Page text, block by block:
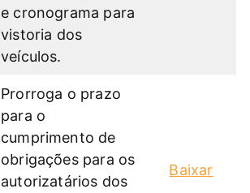
e cronograma para
vistoria dos
veículos.
Prorroga o prazo
para o
cumprimento de
obrigações para os
autorizatários dos
Baixar